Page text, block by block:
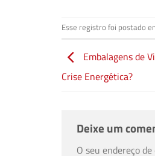
Esse registro foi postado
Embalagens de
Crise Energética?
Deixe um
O seu endereço